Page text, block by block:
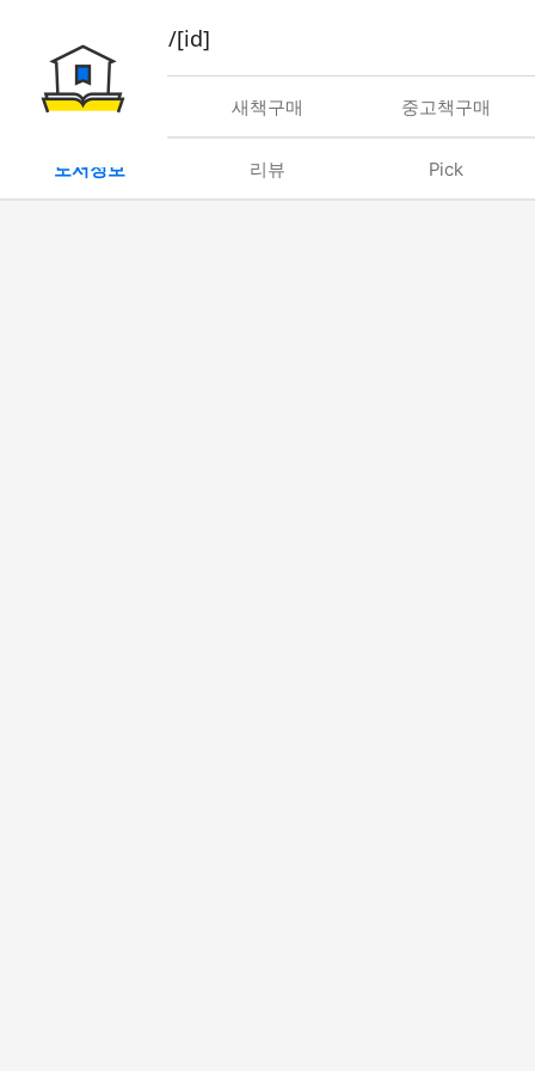
book/rent/[id]
대여 새책구매 중고책구매
도서정보 리뷰 Pick